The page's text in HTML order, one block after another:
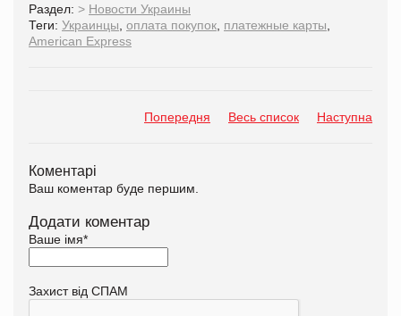
Раздел: > Новости Украины
Теги: Украинцы оплата покупок платежные карты
American Express
Попередня Весь список Наступна
Коментарі
Ваш коментар буде першим.
Додати коментар
Ваше імя*
Захист від СПАМ